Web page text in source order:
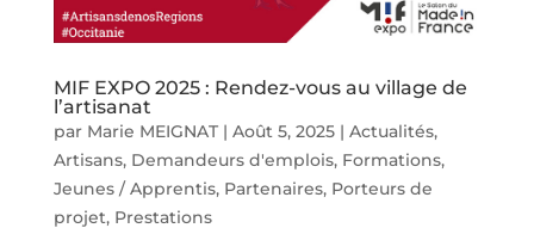
MIF EXPO 2025 : Rendez-vous au village de
l’artisanat
par Marie MEIGNAT| Août 5, 2025| Actualités,
Artisans, Demandeurs d'emplois, Formations,
Jeunes / Apprentis, Partenaires, Porteurs de
projet, Prestations